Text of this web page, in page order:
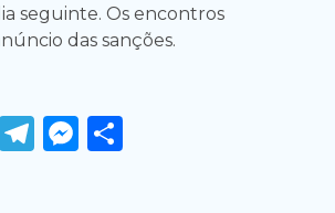
seguinte. Os encontros
das sanções.
WhatsApp
Telegram
Messenger